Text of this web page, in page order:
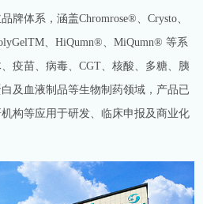
牌体系，涵盖Chromrose®、Crysto、
、HiQumn®、MiQumn® 等系
疫苗、病毒、CGT、核酸、多糖、胰
及血液制品等生物制药领域，产品已
构等应用于研发、临床申报及商业化